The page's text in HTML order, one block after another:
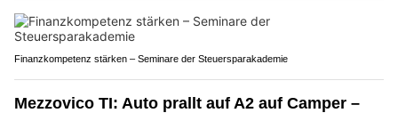
Finanzkompetenz stärken – Seminare der Steuersparakademie
Mezzovico TI: Auto prallt auf A2 auf Camper –